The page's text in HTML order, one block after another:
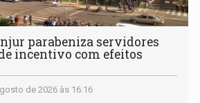
parabeniza servidores
incentivo com efeitos
de 2026 às 16:16